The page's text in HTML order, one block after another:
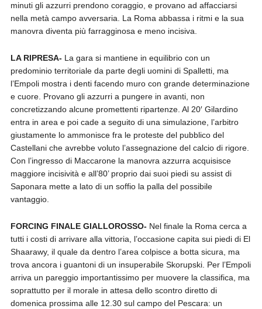
minuti gli azzurri prendono coraggio, e provano ad affacciarsi
nella metà campo avversaria. La Roma abbassa i ritmi e la sua
manovra diventa più farragginosa e meno incisiva.
LA RIPRESA- La gara si mantiene in equilibrio con un
predominio territoriale da parte degli uomini di Spalletti, ma
l’Empoli mostra i denti facendo muro con grande determinazione
e cuore. Provano gli azzurri a pungere in avanti, non
concretizzando alcune promettenti ripartenze. Al 20′ Gilardino
entra in area e poi cade a seguito di una simulazione, l’arbitro
giustamente lo ammonisce fra le proteste del pubblico del
Castellani che avrebbe voluto l’assegnazione del calcio di rigore.
Con l’ingresso di Maccarone la manovra azzurra acquisisce
maggiore incisività e all’80’ proprio dai suoi piedi su assist di
Saponara mette a lato di un soffio la palla del possibile
vantaggio.
FORCING FINALE GIALLOROSSO-Nel finale la Roma cerca a
tutti i costi di arrivare alla vittoria, l’occasione capita sui piedi di El
Shaarawy, il quale da dentro l’area colpisce a botta sicura, ma
trova ancora i guantoni di un insuperabile Skorupski. Per l’Empoli
arriva un pareggio importantissimo per muovere la classifica, ma
soprattutto per il morale in attesa dello scontro diretto di
domenica prossima alle 12.30 sul campo del Pescara: un